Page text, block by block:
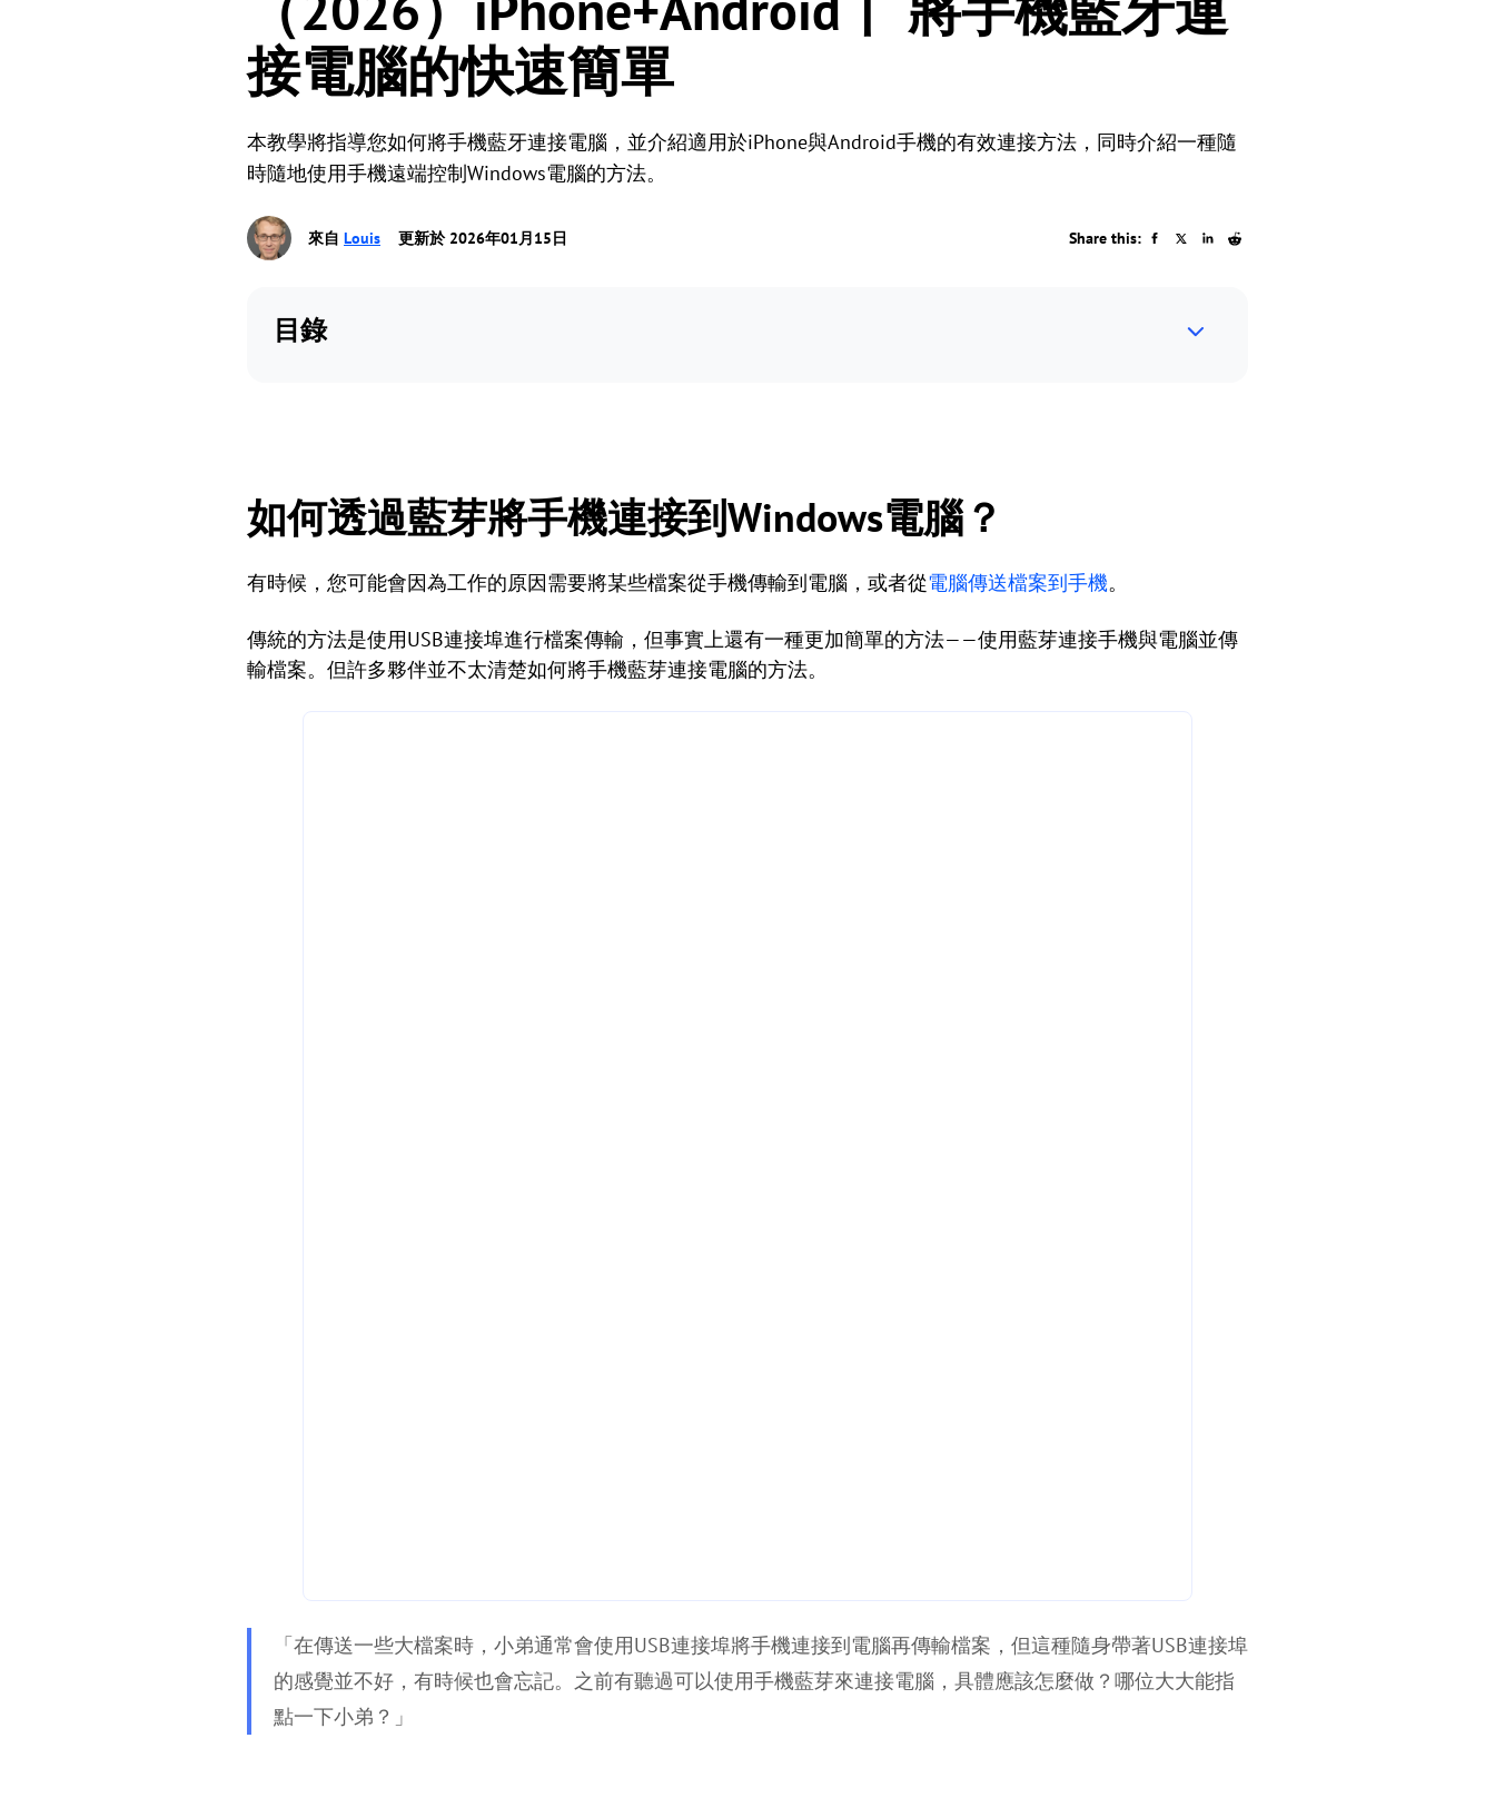
接電腦的快速簡單
本教學將指導您如何將手機藍牙連接電腦，並介紹適用於iPhone與Android手機的有效連接方法，同時介紹一種隨
時隨地使用手機遠端控制Windows電腦的方法。
來自 Louis 更新於 2026年01月15日 Share this:
目錄
如何透過藍芽將手機連接到Windows電腦？
有時候，您可能會因為工作的原因需要將某些檔案從手機傳輸到電腦，或者從電腦傳送檔案到手機。
傳統的方法是使用USB連接埠進行檔案傳輸，但事實上還有一種更加簡單的方法——使用藍芽連接手機與電腦並傳
輸檔案。但許多夥伴並不太清楚如何將手機藍芽連接電腦的方法。
「在傳送一些大檔案時，小弟通常會使用USB連接埠將手機連接到電腦再傳輸檔案，但這種隨身帶著USB連接埠
的感覺並不好，有時候也會忘記。之前有聽過可以使用手機藍芽來連接電腦，具體應該怎麼做？哪位大大能指
點一下小弟？」